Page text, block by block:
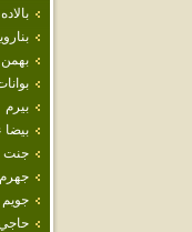
بالاده
بهمن
بيرم
بيضا
جنت
جهرم
جويم
حاجي